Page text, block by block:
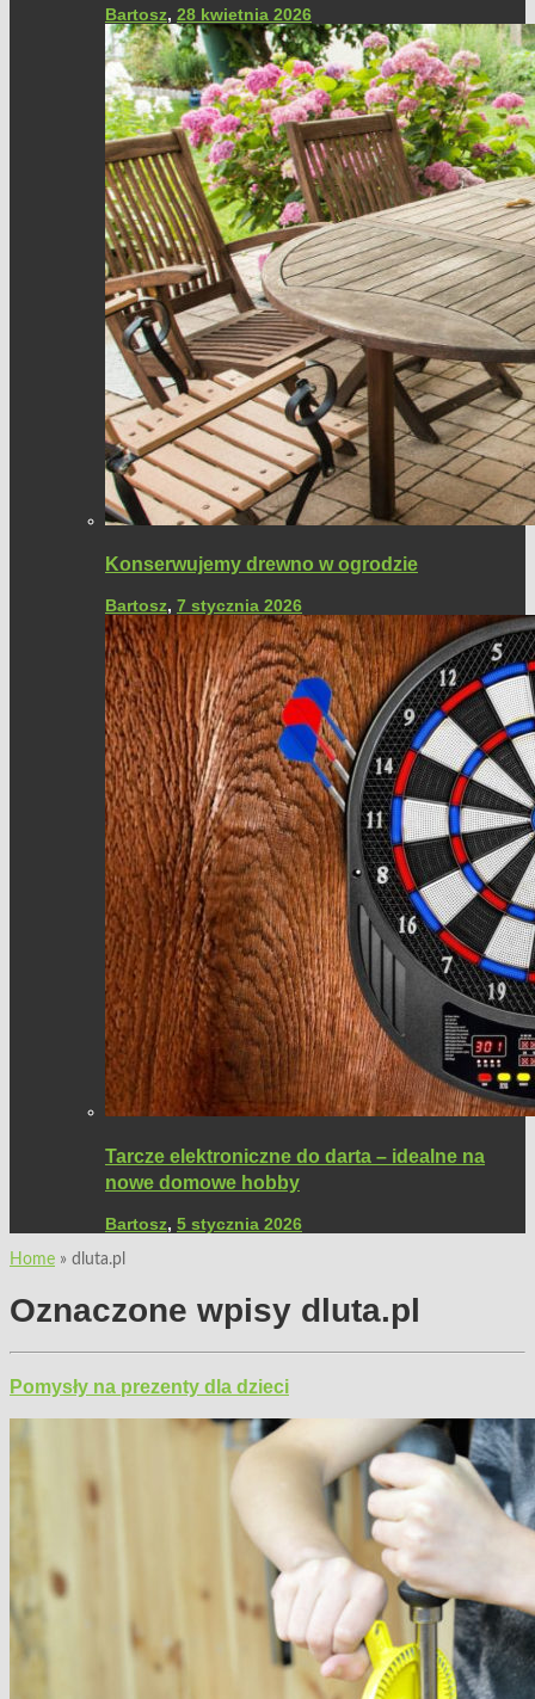
Bartosz, 28 kwietnia 2026
Konserwujemy drewno w ogrodzie
Bartosz, 7 stycznia 2026
Tarcze elektroniczne do darta – idealne na
nowe domowe hobby
Bartosz, 5 stycznia 2026
Home » dluta.pl
Oznaczone wpisy dluta.pl
Pomysły na prezenty dla dzieci